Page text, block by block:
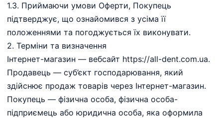
1.3. Приймаючи умови Оферти, Покупець
підтверджує, що ознайомився з усіма її
положеннями та погоджується їх виконувати.
2.⁠ ⁠Терміни та визначення
Інтернет-магазин — вебсайт https://all-dent.com.ua.
Продавець — суб’єкт господарювання, який
здійснює продаж товарів через Інтернет-магазин.
Покупець — фізична особа, фізична особа-
підприємець або юридична особа, яка оформила